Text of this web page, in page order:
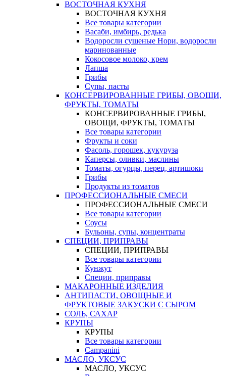
ВОСТОЧНАЯ КУХНЯ
ВОСТОЧНАЯ КУХНЯ
Все товары категории
Васаби, имбирь, редька
Водоросли сушеные Нори, водоросли
маринованные
Кокосовое молоко, крем
Лапша
Грибы
Супы, пасты
КОНСЕРВИРОВАННЫЕ ГРИБЫ, ОВОЩИ,
ФРУКТЫ, ТОМАТЫ
КОНСЕРВИРОВАННЫЕ ГРИБЫ,
ОВОЩИ, ФРУКТЫ, ТОМАТЫ
Все товары категории
Фрукты и соки
Фасоль, горошек, кукуруза
Каперсы, оливки, маслины
Томаты, огурцы, перец, артишоки
Грибы
Продукты из томатов
ПРОФЕССИОНАЛЬНЫЕ СМЕСИ
ПРОФЕССИОНАЛЬНЫЕ СМЕСИ
Все товары категории
Соусы
Бульоны, супы, концентраты
СПЕЦИИ, ПРИПРАВЫ
СПЕЦИИ, ПРИПРАВЫ
Все товары категории
Кунжут
Специи, приправы
МАКАРОННЫЕ ИЗДЕЛИЯ
АНТИПАСТИ, ОВОЩНЫЕ И
ФРУКТОВЫЕ ЗАКУСКИ С СЫРОМ
СОЛЬ, САХАР
КРУПЫ
КРУПЫ
Все товары категории
Campanini
МАСЛО, УКСУС
МАСЛО, УКСУС